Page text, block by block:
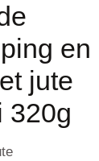
en
jute
320g